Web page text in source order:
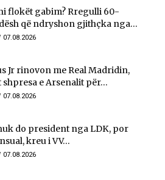
flokët gabim? Rregulli 60-
që ndryshon gjithçka nga...
07.08.2026
Jr rinovon me Real Madridin,
shpresa e Arsenalit për...
07.08.2026
do president nga LDK, por
kreu i VV...
07.08.2026